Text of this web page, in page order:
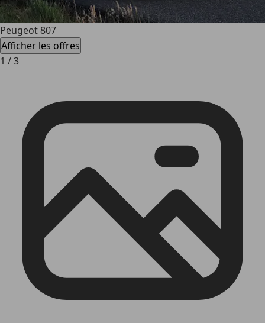
Peugeot 807
Afficher les offres
1 /3